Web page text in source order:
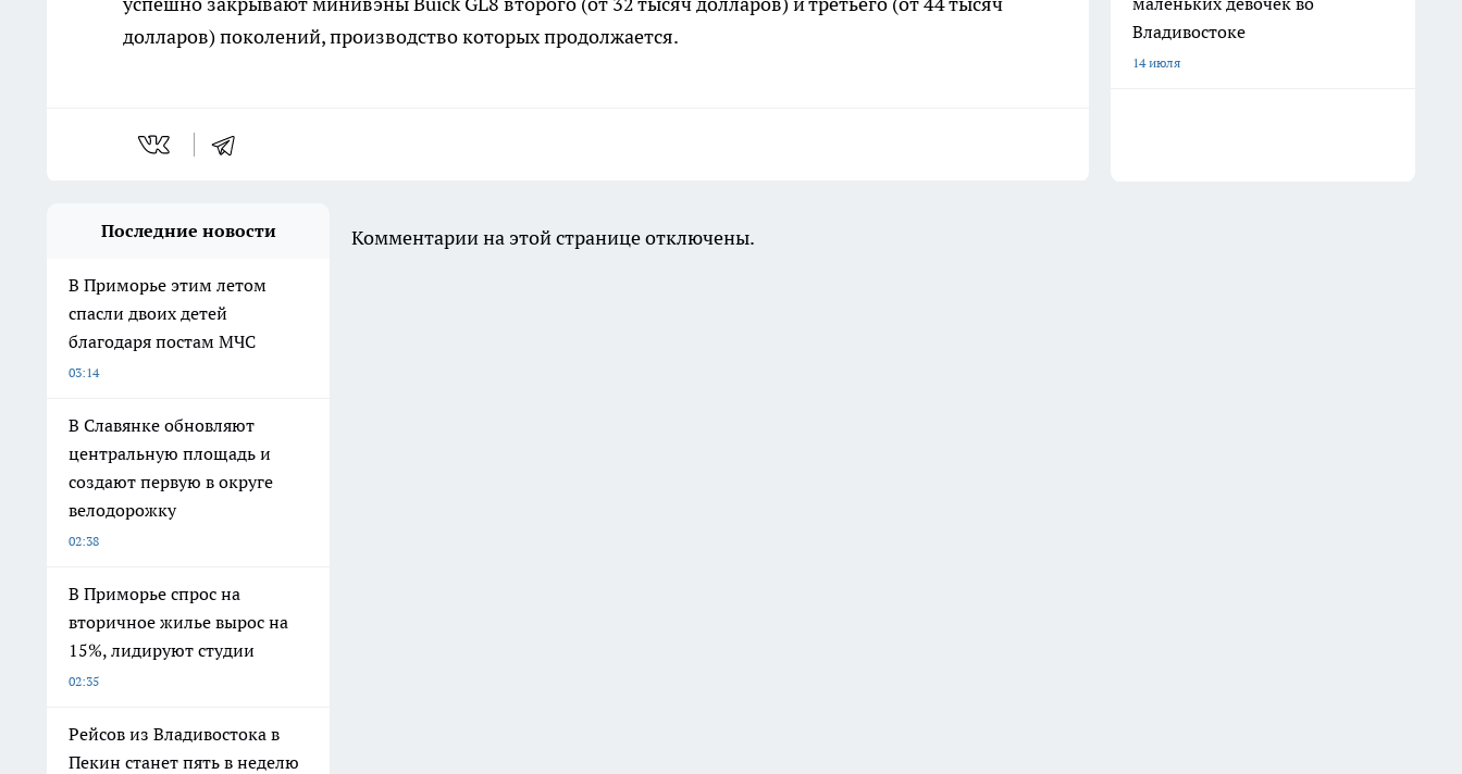
долларов) поколений, производство которых продолжается.
Владивостоке
14 июля
Последние новости
В Приморье этим летом
спасли двоих детей
благодаря постам МЧС
03:14
В Славянке обновляют
центральную площадь и
создают первую в округе
велодорожку
02:38
В Приморье спрос на
вторичное жилье вырос на
15%, лидируют студии
02:35
Рейсов из Владивостока в
Пекин станет пять в неделю
Комментарии на этой странице отключены.